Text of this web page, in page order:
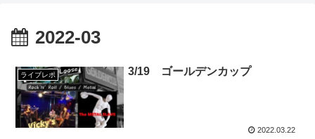
2022-03
ライブレポ 3/19 ゴールデンカップ
2022.03.22